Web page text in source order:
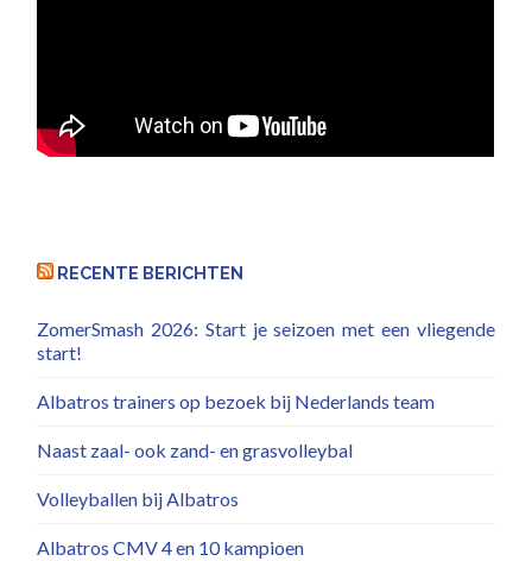
RECENTE BERICHTEN
ZomerSmash 2026: Start je seizoen met een vliegende
start!
Albatros trainers op bezoek bij Nederlands team
Naast zaal- ook zand- en grasvolleybal
Volleyballen bij Albatros
Albatros CMV 4 en 10 kampioen